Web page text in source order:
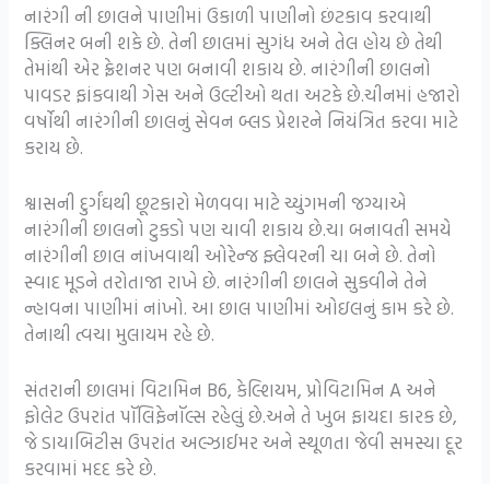
નારંગી ની છાલને પાણીમાં ઉકાળી પાણીનો છંટકાવ કરવાથી
ક્લિનર બની શકે છે. તેની છાલમાં સુગંધ અને તેલ હોય છે તેથી
તેમાંથી એર ફ્રેશનર પણ બનાવી શકાય છે. નારંગીની છાલનો
પાવડર ફાંકવાથી ગેસ અને ઉલ્ટીઓ થતા અટકે છે.ચીનમાં હજારો
વર્ષોથી નારંગીની છાલનું સેવન બ્લડ પ્રેશરને નિયંત્રિત કરવા માટે
કરાય છે.
શ્વાસની દુર્ગંઘથી છૂટકારો મેળવવા માટે ચ્યુંગમની જગ્યાએ
નારંગીની છાલનો ટુકડો પણ ચાવી શકાય છે.ચા બનાવતી સમયે
નારંગીની છાલ નાંખવાથી ઓરેન્જ ફ્લેવરની ચા બને છે. તેનો
સ્વાદ મૂડને તરોતાજા રાખે છે. નારંગીની છાલને સુકવીને તેને
ન્હાવના પાણીમાં નાંખો. આ છાલ પાણીમાં ઓઇલનું કામ કરે છે.
તેનાથી ત્વચા મુલાયમ રહે છે.
સંતરાની છાલમાં વિટામિન B6, કેલ્શિયમ, પ્રોવિટામિન A અને
ફોલેટ ઉપરાંત પૉલિફેનૉલ્સ રહેલું છે.અને તે ખુબ ફાયદા કારક છે,
જે ડાયાબિટીસ ઉપરાંત અલ્ઝાઈમર અને સ્થૂળતા જેવી સમસ્યા દૂર
કરવામાં મદદ કરે છે.